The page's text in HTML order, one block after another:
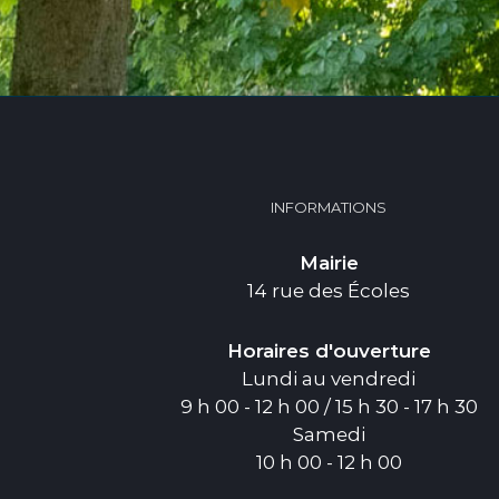
INFORMATIONS
Mairie
14 rue des Écoles
Horaires d'ouverture
Lundi au vendredi
9 h 00 - 12 h 00 / 15 h 30 - 17 h 30
Samedi
10 h 00 - 12 h 00